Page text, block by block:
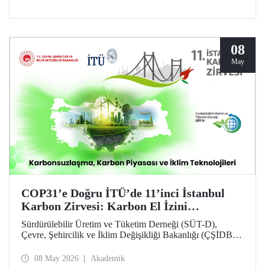
08
May
COP31’e Doğru İTÜ’de 11’inci İstanbul
Karbon Zirvesi: Karbon El İzini
Yükseltenler Öne Çıktı
Sürdürülebilir Üretim ve Tüketim Derneği (SÜT-D),
Çevre, Şehircilik ve İklim Değişikliği Bakanlığı (ÇŞİDB)
11’inci İstanbul Karbon Zirvesi “karbon nötr” olarak
08 May 2026 Akademik